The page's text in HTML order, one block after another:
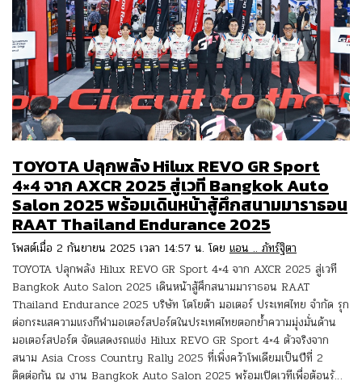
TOYOTA ปลุกพลัง Hilux REVO GR Sport
4×4 จาก AXCR 2025 สู่เวที Bangkok Auto
Salon 2025 พร้อมเดินหน้าสู้ศึกสนามมาราธอน
RAAT Thailand Endurance 2025
โพสต์เมื่อ 2 กันยายน 2025 เวลา 14:57 น. โดย แอน .. ภัทร์ฐิตา
TOYOTA ปลุกพลัง Hilux REVO GR Sport 4×4 จาก AXCR 2025 สู่เวที
Bangkok Auto Salon 2025 เดินหน้าสู้ศึกสนามมาราธอน RAAT
Thailand Endurance 2025 บริษัท โตโยต้า มอเตอร์ ประเทศไทย จำกัด รุก
ต่อกระแสความแรงกีฬามอเตอร์สปอร์ตในประเทศไทยตอกย้ำความมุ่งมั่นด้าน
มอเตอร์สปอร์ต จัดแสดงรถแข่ง Hilux REVO GR Sport 4×4 ตัวจริงจาก
สนาม Asia Cross Country Rally 2025 ที่เพิ่งคว้าโพเดียมเป็นปีที่ 2
ติดต่อกัน ณ งาน Bangkok Auto Salon 2025 พร้อมเปิดเวทีเพื่อต้อนรั…